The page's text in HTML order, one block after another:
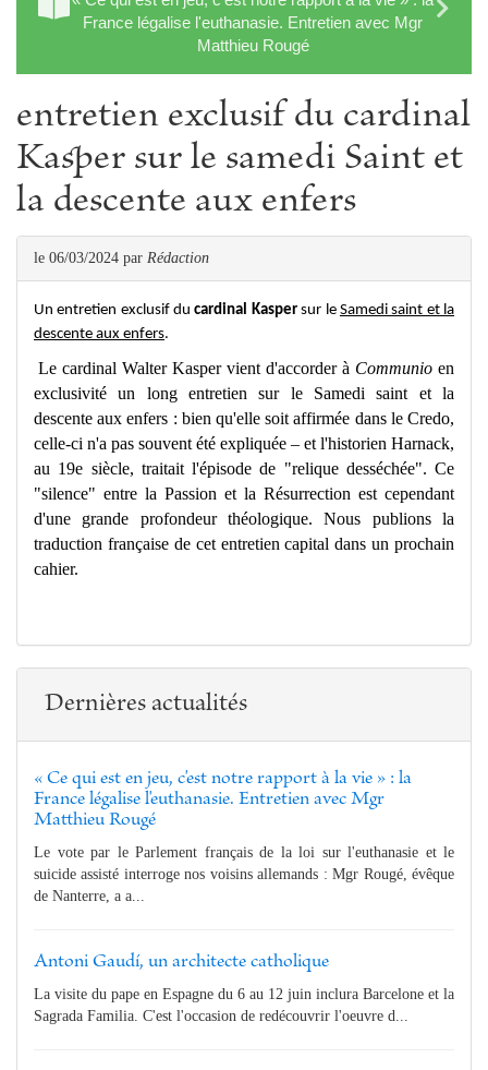
France légalise l'euthanasie. Entretien avec Mgr
Matthieu Rougé
entretien exclusif du cardinal
Kasper sur le samedi Saint et
la descente aux enfers
le 06/03/2024 par Rédaction
Un entretien exclusif ducardinal Kaspersur le Samedi saint et la
descente aux enfers.
Le cardinal Walter Kasper vient d'accorder à Communio en
exclusivité un long entretien sur le Samedi saint et la
descente aux enfers : bien qu'elle soit affirmée dans le Credo,
celle-ci n'a pas souvent été expliquée – et l'historien Harnack,
au 19e siècle, traitait l'épisode de "relique desséchée". Ce
"silence" entre la Passion et la Résurrection est cependant
d'une grande profondeur théologique. Nous publions la
traduction française de cet entretien capital dans un prochain
cahier.
Dernières actualités
« Ce qui est en jeu, c'est notre rapport à la vie » : la
France légalise l'euthanasie. Entretien avec Mgr
Matthieu Rougé
Le vote par le Parlement français de la loi sur l'euthanasie et le
suicide assisté interroge nos voisins allemands : Mgr Rougé, évêque
de Nanterre, a a...
Antoni Gaudí, un architecte catholique
La visite du pape en Espagne du 6 au 12 juin inclura Barcelone et la
Sagrada Familia. C'est l'occasion de redécouvrir l'oeuvre d...